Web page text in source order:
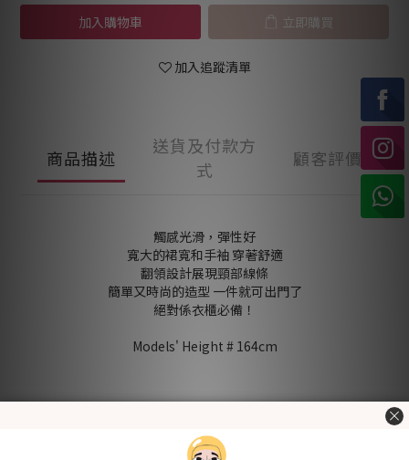
加入購物車 立即購買
加入追蹤清單
商品描述
送貨及付款方
式
顧客評價
觸感光滑，彈性好
寬大的裙寬和手袖 穿著舒適
翻領設計展現頸部線條
簡單又時尚的造型 一件就可出門了
絕對係衣櫃必備！
Models' Height # 164cm